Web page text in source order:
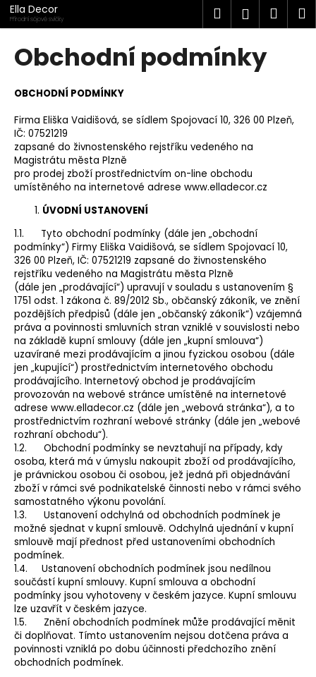
Přejít
na
obsah
Ella Decor
Přírodní sójové svíčky Hledat
Obchodní podmínky
OBCHODNÍ PODMÍNKY
Firma Eliška Vaidišová, se sídlem Spojovací 10, 326 00 Plzeň,
IČ: 07521219
zapsané do živnostenského rejstříku vedeného na
Magistrátu města Plzně
pro prodej zboží prostřednictvím on-line obchodu
umístěného na internetové adrese www.elladecor.cz
ÚVODNÍ USTANOVENÍ
1.1. Tyto obchodní podmínky (dále jen „obchodní
podmínky“) Firmy Eliška Vaidišová, se sídlem Spojovací 10,
326 00 Plzeň, IČ: 07521219 zapsané do živnostenského
rejstříku vedeného na Magistrátu města Plzně
(dále jen „prodávající“) upravují v souladu s ustanovením §
1751 odst. 1 zákona č. 89/2012 Sb., občanský zákoník, ve znění
pozdějších předpisů (dále jen „občanský zákoník“) vzájemná
práva a povinnosti smluvních stran vzniklé v souvislosti nebo
na základě kupní smlouvy (dále jen „kupní smlouva“)
uzavírané mezi prodávajícím a jinou fyzickou osobou (dále
jen „kupující“) prostřednictvím internetového obchodu
prodávajícího. Internetový obchod je prodávajícím
provozován na webové stránce umístěné na internetové
adrese www.elladecor.cz (dále jen „webová stránka“), a to
prostřednictvím rozhraní webové stránky (dále jen „webové
rozhraní obchodu“).
1.2. Obchodní podmínky se nevztahují na případy, kdy
osoba, která má v úmyslu nakoupit zboží od prodávajícího,
je právnickou osobou či osobou, jež jedná při objednávání
zboží v rámci své podnikatelské činnosti nebo v rámci svého
samostatného výkonu povolání.
1.3. Ustanovení odchylná od obchodních podmínek je
možné sjednat v kupní smlouvě. Odchylná ujednání v kupní
smlouvě mají přednost před ustanoveními obchodních
podmínek.
1.4. Ustanovení obchodních podmínek jsou nedílnou
součástí kupní smlouvy. Kupní smlouva a obchodní
podmínky jsou vyhotoveny v českém jazyce. Kupní smlouvu
lze uzavřít v českém jazyce.
1.5. Znění obchodních podmínek může prodávající měnit
či doplňovat. Tímto ustanovením nejsou dotčena práva a
povinnosti vzniklá po dobu účinnosti předchozího znění
obchodních podmínek.
K
o
o
p
o
t
ř
e
u
j
e
t
e
n
a
j
í
t
?
HLEDAT
D
o
p
o
r
u
č
u
j